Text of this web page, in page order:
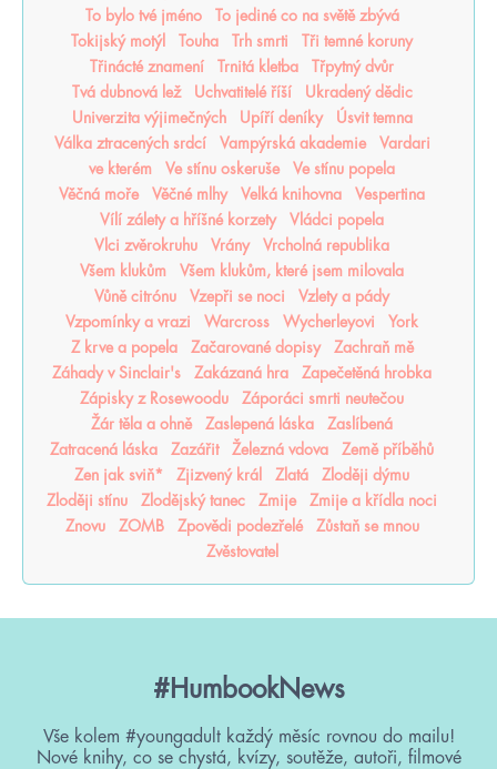
To bylo tvé jméno
To jediné co na světě zbývá
Tokijský motýl
Touha Trh smrti
Tři temné koruny
Třinácté znamení
Trnitá kletba
Třpytný dvůr
Tvá dubnová lež
Uchvatitelé říší
Ukradený dědic
Univerzita výjimečných
Upíří deníky
Úsvit temna
Válka ztracených srdcí
Vampýrská akademie
Vardari
ve kterém
Ve stínu oskeruše
Ve stínu popela
Věčná moře
Věčné mlhy Velká knihovna
Vespertina
Vílí zálety a hříšné korzety
Vládci popela
Vlci zvěrokruhu
Vrány
Vrcholná republika
Všem klukům
Všem klukům, které jsem milovala
Vůně citrónu
Vzepři se noci
Vzlety a pády
Vzpomínky a vrazi
Warcross Wycherleyovi
York
Z krve a popela
Začarované dopisy
Zachraň mě
Záhady v Sinclair's
Zakázaná hra
Zapečetěná hrobka
Zápisky z Rosewoodu
Záporáci smrti neutečou
Žár těla a ohně
Zaslepená láska
Zaslíbená
Zatracená láska
Zazářit Železná vdova
Země příběhů
Zen jak sviň*
Zjizvený král Zlatá
Zloději dýmu
Zloději stínu
Zlodějský tanec Zmije
Zmije a křídla noci
Znovu
ZOMB Zpovědi podezřelé
Zůstaň se mnou
Zvěstovatel
#HumbookNews
Vše kolem #youngadult každý měsíc rovnou do mailu!
Nové knihy, co se chystá, kvízy, soutěže, autoři, filmové